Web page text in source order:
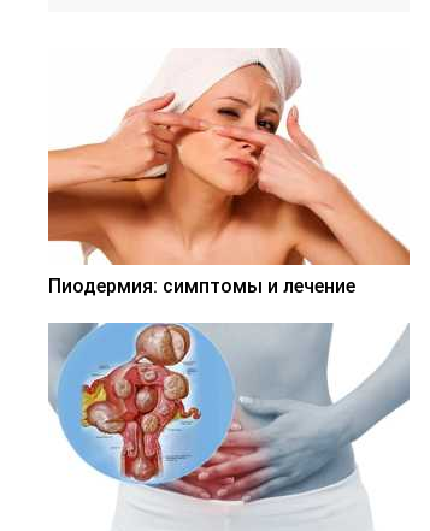
Пиодермия: симптомы и лечение